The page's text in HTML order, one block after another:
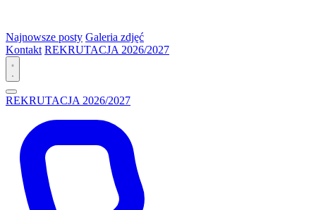
Najnowsze posty Galeria zdjęć
Kontakt REKRUTACJA 2026/2027
REKRUTACJA 2026/2027